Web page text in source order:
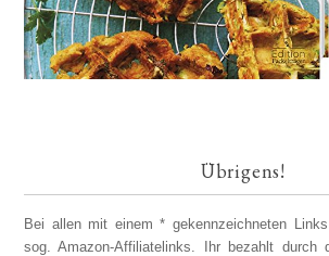
Übrigens!
Bei allen mit einem * gekennzeichneten
sog. Amazon-Affiliatelinks. Ihr bezahlt durch